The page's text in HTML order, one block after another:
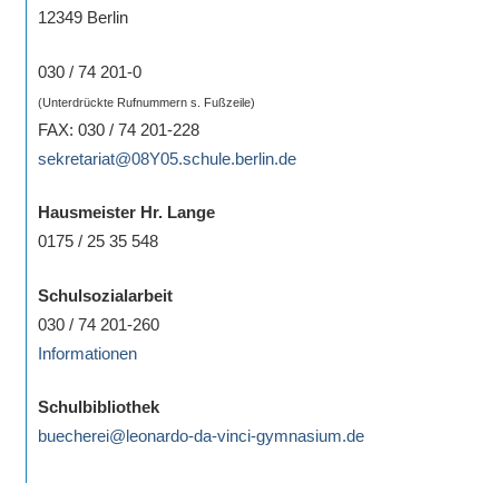
12349 Berlin
030 / 74 201-0
(Unterdrückte Rufnummern s. Fußzeile)
FAX: 030 / 74 201-228
sekretariat@08Y05.schule.berlin.de
Hausmeister Hr. Lange
0175 / 25 35 548
Schulsozialarbeit
030 / 74 201-260
Informationen
Schulbibliothek
buecherei@leonardo-da-vinci-gymnasium.de